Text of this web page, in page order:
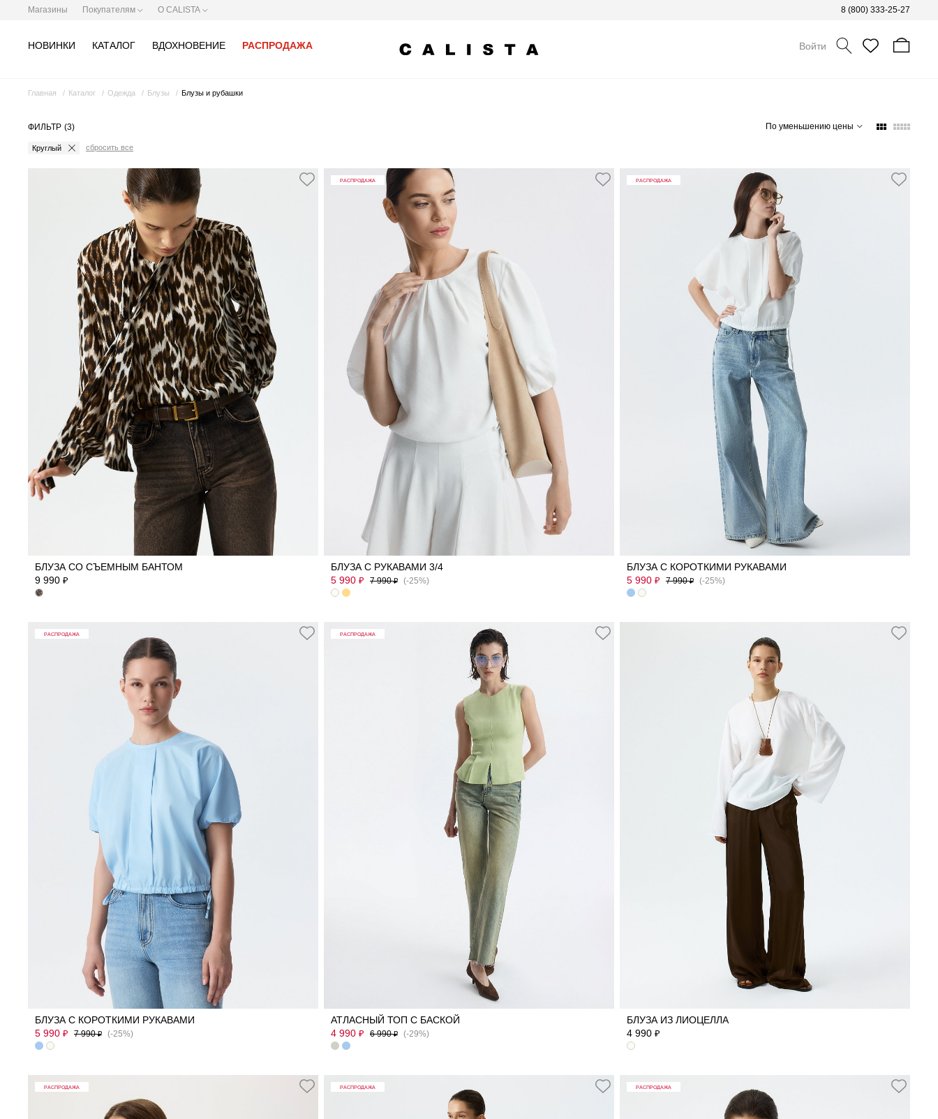
Магазины Покупателям О CALISTA 8 (800) 333-25-27
НОВИНКИ КАТАЛОГ ВДОХНОВЕНИЕ РАСПРОДАЖА Войти
Главная Каталог Одежда Блузы Блузы и рубашки
ФИЛЬТР (3) По уменьшению цены
Круглый сбросить все
42 44 48
БЛУЗА СО СЪЕМНЫМ БАНТОМ
9 990 ₽
РАСПРОДАЖА
40 42
БЛУЗА С РУКАВАМИ 3/4
5 990 ₽ 7 990₽ (-25%)
РАСПРОДАЖА
L M S XL
БЛУЗА С КОРОТКИМИ РУКАВАМИ
5 990 ₽ 7 990₽ (-25%)
РАСПРОДАЖА
L M S XL
БЛУЗА С КОРОТКИМИ РУКАВАМИ
5 990 ₽ 7 990₽ (-25%)
РАСПРОДАЖА
46
АТЛАСНЫЙ ТОП С БАСКОЙ
4 990 ₽ 6 990₽ (-29%)
44 46 48
БЛУЗА ИЗ ЛИОЦЕЛЛА
4 990 ₽
РАСПРОДАЖА РАСПРОДАЖА РАСПРОДАЖА